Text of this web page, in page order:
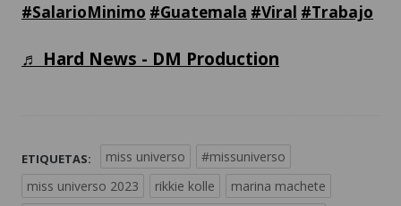
#SalarioMinimo #Guatemala #Viral #Trabajo
♬ Hard News - DM Production
ETIQUETAS: miss universo
#missuniverso
miss universo 2023
rikkie kolle
marina machete